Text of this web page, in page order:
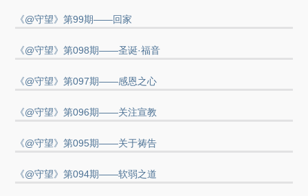
《@守望》第99期——回家
《@守望》第098期——圣诞·福音
《@守望》第097期——感恩之心
《@守望》第096期——关注宣教
《@守望》第095期——关于祷告
《@守望》第094期——软弱之道